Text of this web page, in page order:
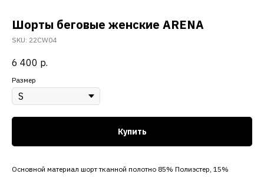
Шорты беговые женские ARENA
SKU: 22CW04
6 400 р.
Размер
Купить
Основной материал шорт тканной полотно 85% Полиэстер, 15%